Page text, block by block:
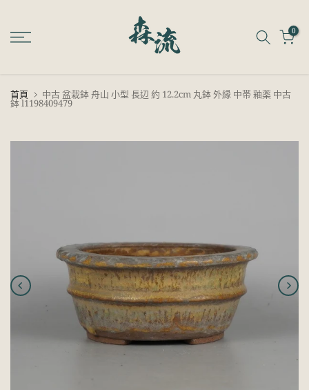
至
內
0
首頁 中古 盆栽鉢 舟山 小型 長辺 約 12.2cm 丸鉢 外縁 中帯 釉薬 中古
鉢 l1198409479